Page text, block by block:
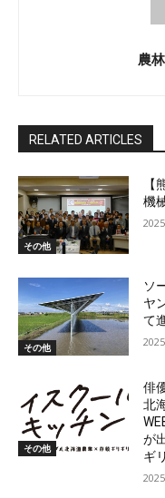
農
RELATED ARTICLES
その他
機
その他
ソ
ヤ
て
その他
俳
北
が
ギ